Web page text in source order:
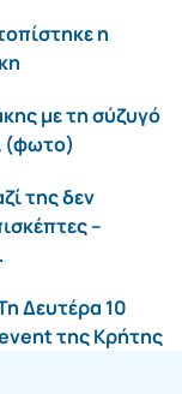
η
με τη σύζυγό
(φωτο)
της δεν
–
Δευτέρα 10
της Κρήτης